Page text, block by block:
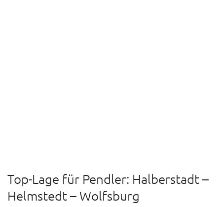
Top-Lage für Pendler: Halberstadt –
Helmstedt – Wolfsburg